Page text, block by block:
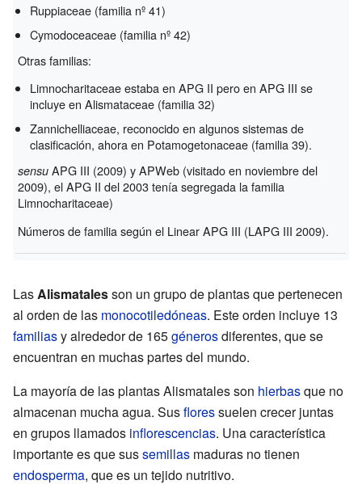
Ruppiaceae (familia nº 41)
Cymodoceaceae (familia nº 42)
Otras familias:
Limnocharitaceae estaba en APG II pero en APG III se
incluye en Alismataceae (familia 32)
Zannichelliaceae, reconocido en algunos sistemas de
clasificación, ahora en Potamogetonaceae (familia 39).
sensu APG III (2009) y APWeb (visitado en noviembre del
2009), el APG II del 2003 tenía segregada la familia
Limnocharitaceae)
Números de familia según el Linear APG III (LAPG III 2009).
LasAlismatalesson un grupo de plantas que pertenecen
al orden de las monocotiledóneas. Este orden incluye 13
familiasy alrededor de 165génerosdiferentes, que se
encuentran en muchas partes del mundo.
La mayoría de las plantas Alismatales son hierbasque no
almacenan mucha agua. Susfloressuelen crecer juntas
en grupos llamados inflorescencias. Una característica
importante es que sussemillas maduras no tienen
endosperma, que es un tejido nutritivo.